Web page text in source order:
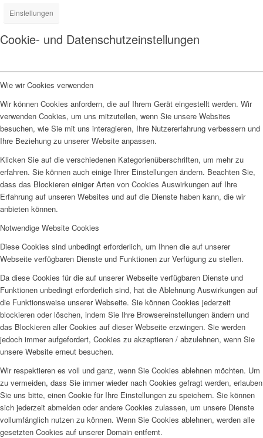
Einstellungen
Cookie- und Datenschutzeinstellungen
Wie wir Cookies verwenden
Wir können Cookies anfordern, die auf Ihrem Gerät eingestellt werden. Wir
verwenden Cookies, um uns mitzuteilen, wenn Sie unsere Websites
besuchen, wie Sie mit uns interagieren, Ihre Nutzererfahrung verbessern und
Ihre Beziehung zu unserer Website anpassen.
Klicken Sie auf die verschiedenen Kategorienüberschriften, um mehr zu
erfahren. Sie können auch einige Ihrer Einstellungen ändern. Beachten Sie,
dass das Blockieren einiger Arten von Cookies Auswirkungen auf Ihre
Erfahrung auf unseren Websites und auf die Dienste haben kann, die wir
anbieten können.
Notwendige Website Cookies
Diese Cookies sind unbedingt erforderlich, um Ihnen die auf unserer
Webseite verfügbaren Dienste und Funktionen zur Verfügung zu stellen.
Da diese Cookies für die auf unserer Webseite verfügbaren Dienste und
Funktionen unbedingt erforderlich sind, hat die Ablehnung Auswirkungen auf
die Funktionsweise unserer Webseite. Sie können Cookies jederzeit
blockieren oder löschen, indem Sie Ihre Browsereinstellungen ändern und
das Blockieren aller Cookies auf dieser Webseite erzwingen. Sie werden
jedoch immer aufgefordert, Cookies zu akzeptieren / abzulehnen, wenn Sie
unsere Website erneut besuchen.
Wir respektieren es voll und ganz, wenn Sie Cookies ablehnen möchten. Um
zu vermeiden, dass Sie immer wieder nach Cookies gefragt werden, erlauben
Sie uns bitte, einen Cookie für Ihre Einstellungen zu speichern. Sie können
sich jederzeit abmelden oder andere Cookies zulassen, um unsere Dienste
vollumfänglich nutzen zu können. Wenn Sie Cookies ablehnen, werden alle
gesetzten Cookies auf unserer Domain entfernt.